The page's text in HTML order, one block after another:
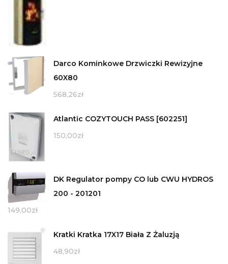
Darco Kominkowe Drzwiczki Rewizyjne
60X80
568,26zł
Atlantic COZYTOUCH PASS [602251]
150,00zł
DK Regulator pompy CO lub CWU HYDROS
200 - 201201
149,00zł
Kratki Kratka 17X17 Biała Z Żaluzją
48,90zł